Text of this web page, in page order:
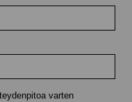
varten